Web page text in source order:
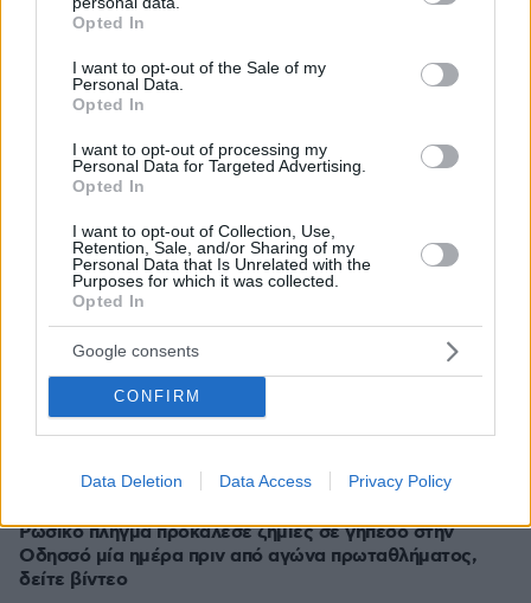
grant or deny consent to Google and its third-party tags to
use your data for below specified purposes in below Google
consent section.
Opted In
I want to opt-out of the Sale of my
Personal Data.
Opted In
I want to opt-out of processing my
Personal Data for Targeted Advertising.
Opted In
I want to opt-out of Collection, Use,
Retention, Sale, and/or Sharing of my
Personal Data that Is Unrelated with the
Purposes for which it was collected.
Opted In
Google consents
CONFIRM
Data Deletion Data Access Privacy Policy
Ο Τραμπ προσφεύγει στο Ανώτατο Δικαστήριο: «Εθνική
ντροπή» το μπλόκο στην αίθουσα χορού του Λευκού
08.08.2026, 03:00
Ορκίστηκε πρόεδρος της Κολομβίας ο Αμπελάρδο ντε
λα Εσπριέγια, δείτε βίντεο
08.08.2026, 02:28
Αποκαλύψεις Telegraph για τον Ινφαντίνο: Η εξαψήφια
αποζημίωση σε πρώην εργαζόμενη της UEFA και η
φερόμενη σχέση τους
08.08.2026, 01:56
Ρωσία για το drone με εκρηκτικά σε γερμανικό
αεροδρόμιο: «Βιαστικά στημένη προβοκάτσια»
θρεπτικές επιλογές για κάθε μέρα
08.08.2026, 01:00
Ρωσικό πλήγμα προκάλεσε ζημιές σε γήπεδο στην
Οδησσό μία ημέρα πριν από αγώνα πρωταθλήματος,
δείτε βίντεο